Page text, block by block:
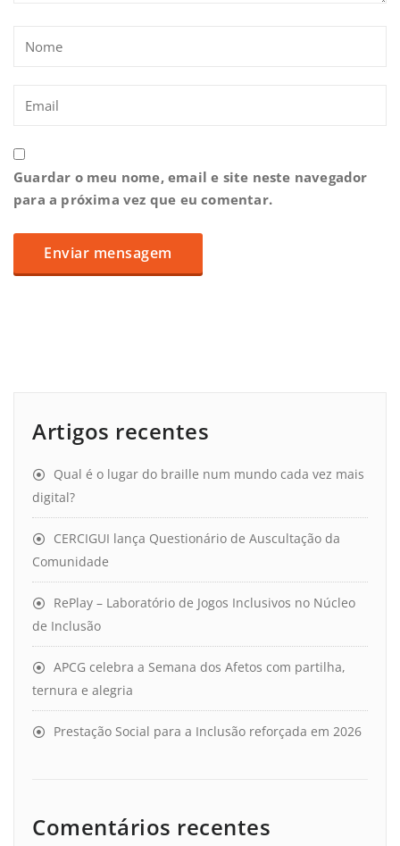
Guardar o meu nome, email e site neste navegador
para a próxima vez que eu comentar.
Artigos recentes
Qual é o lugar do braille num mundo cada vez mais
digital?
CERCIGUI lança Questionário de Auscultação da
Comunidade
RePlay – Laboratório de Jogos Inclusivos no Núcleo
de Inclusão
APCG celebra a Semana dos Afetos com partilha,
ternura e alegria
Prestação Social para a Inclusão reforçada em 2026
Comentários recentes